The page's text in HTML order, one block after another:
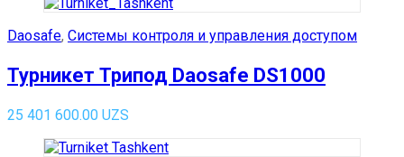
Daosafe, Системы контроля и управления доступом
Турникет Трипод Daosafe DS1000
25 401 600.00 UZS